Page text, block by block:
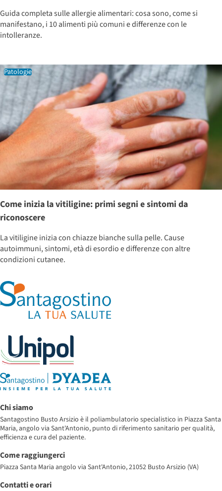
Guida completa sulle allergie alimentari: cosa sono, come si
manifestano, i 10 alimenti più comuni e differenze con le
intolleranze.
Come inizia la vitiligine: primi segni e sintomi da
riconoscere
La vitiligine inizia con chiazze bianche sulla pelle. Cause
autoimmuni, sintomi, età di esordio e differenze con altre
condizioni cutanee.
Patologie
Chi siamo
Santagostino Busto Arsizio è il poliambulatorio specialistico in Piazza Santa
Maria, angolo via Sant'Antonio, punto di riferimento sanitario per qualità,
efficienza e cura del paziente.
Come raggiungerci
Piazza Santa Maria angolo via Sant'Antonio, 21052 Busto Arsizio (VA)
Contatti e orari